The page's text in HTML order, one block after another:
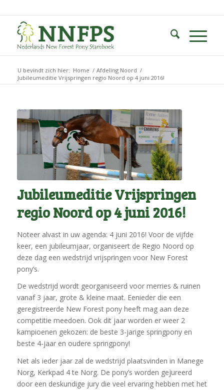
U bevindt zich hier: Home / Afdeling Noord /
Jubileumeditie Vrijspringen regio Noord op 4 juni 2016!
Jubileumeditie Vrijspringen
regio Noord op 4 juni 2016!
Noteer alvast in uw agenda: 4 juni 2016! Voor de vijfde
keer, een jubileumjaar, organiseert de Regio Noord op
deze dag een wedstrijd vrijspringen voor New Forest
pony’s.
De wedstrijd wordt georganiseerd voor merries & ruinen
vanaf 3 jaar, grote & kleine maat. Eenieder die een
geregistreerde New Forest pony heeft mag aan deze
competitie meedoen. Ook dit jaar worden er weer 2
kampioenen gekozen: de beste 3-jarige springpony en
beste 4-jaar en oudere springpony!
Net als ieder jaar zal de wedstrijd plaatsvinden in Manege
Norg, Kerkpad 4 te Norg. De pony’s worden gejureerd
door een deskundige jury die veel ervaring hebben met het